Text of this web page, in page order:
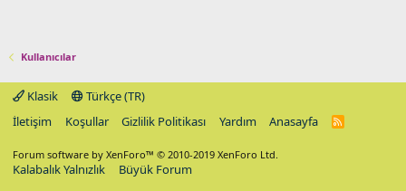
Kullanıcılar
Klasik
Türkçe (TR)
İletişim
Koşullar Gizlilik Politikası Yardım Anasayfa
R
Forum software by XenForo™ © 2010-2019 XenForo Ltd.
Kalabalık Yalnızlık Büyük Forum